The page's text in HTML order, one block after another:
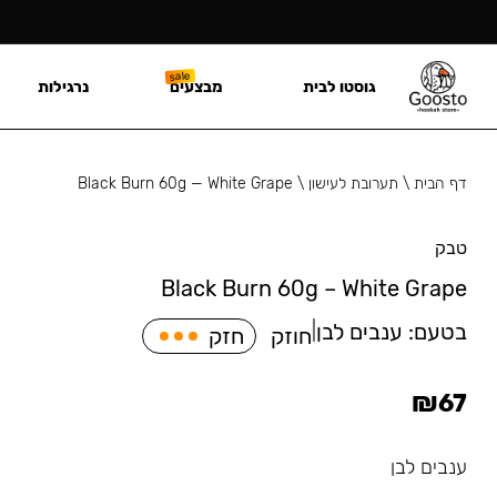
דף הבית\ תערובת לעישון \
Black Burn 60g — White Grape
טבק
Black Burn 60g – White Grape
בטעם: ענבים לבן חוזק חזק
₪67
ענבים לבן
גוסטו לבית מבצעים נרגילות